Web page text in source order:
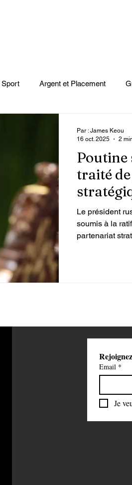
Sport Argent et Placement
Coupe du monde Rugby
Voyages Climat
Attaque du Hamas contre Israël
Poutine
traité
Le président
soumis à la
partenariat
Par : James Keou
16 oct. 2025
2
Email *
Je